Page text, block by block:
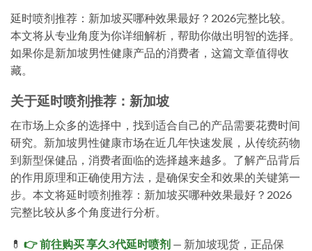
延时喷剂推荐：新加坡买哪种效果最好？2026完整比较。
本文将从专业角度为你详细解析，帮助你做出明智的选择。
如果你是新加坡男性健康产品的消费者，这篇文章值得收
藏。
关于延时喷剂推荐：新加坡
在市场上众多的选择中，找到适合自己的产品需要花费时间
研究。新加坡男性健康市场在近几年快速发展，从传统药物
到新型保健品，消费者面临的选择越来越多。了解产品背后
的作用原理和正确使用方法，是确保安全和效果的关键第一
步。本文将延时喷剂推荐：新加坡买哪种效果最好？2026
完整比较从多个角度进行分析。
💊 👉 前往购买 享久3代延时喷剂 — 新加坡现货，正品保